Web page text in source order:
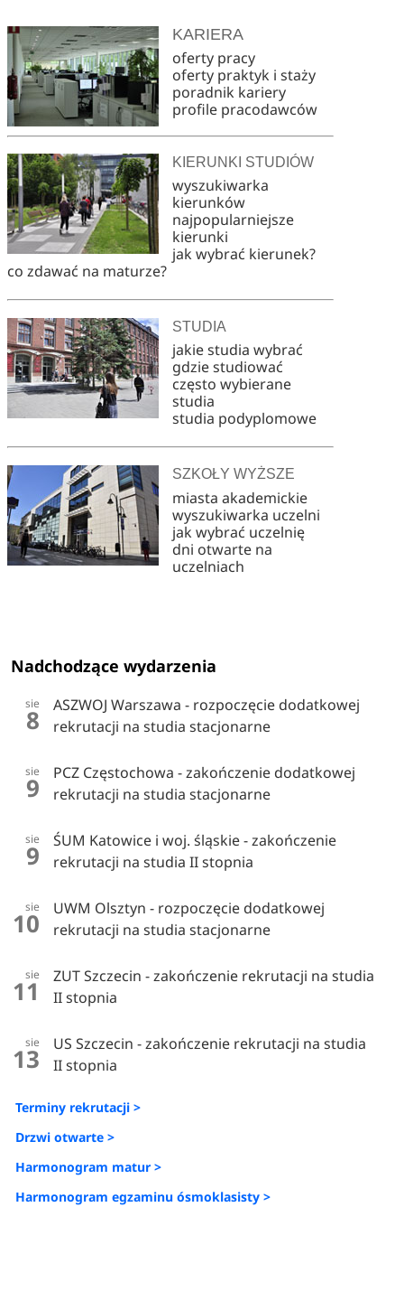
KARIERA
oferty pracy
oferty praktyk i staży
poradnik kariery
profile pracodawców
KIERUNKI STUDIÓW
wyszukiwarka
kierunków
najpopularniejsze
kierunki
jak wybrać kierunek?
co zdawać na maturze?
STUDIA
jakie studia wybrać
gdzie studiować
często wybierane
studia
studia podyplomowe
SZKOŁY WYŻSZE
miasta akademickie
wyszukiwarka uczelni
jak wybrać uczelnię
dni otwarte na
uczelniach
Nadchodzące wydarzenia
sie
8
ASZWOJ Warszawa - rozpoczęcie dodatkowej
rekrutacji na studia stacjonarne
sie
9
PCZ Częstochowa - zakończenie dodatkowej
rekrutacji na studia stacjonarne
sie
9
ŚUM Katowice i woj. śląskie - zakończenie
rekrutacji na studia II stopnia
sie
10
UWM Olsztyn - rozpoczęcie dodatkowej
rekrutacji na studia stacjonarne
sie
11
ZUT Szczecin - zakończenie rekrutacji na studia
II stopnia
sie
13
US Szczecin - zakończenie rekrutacji na studia
II stopnia
Terminy rekrutacji >
Drzwi otwarte >
Harmonogram matur >
Harmonogram egzaminu ósmoklasisty >